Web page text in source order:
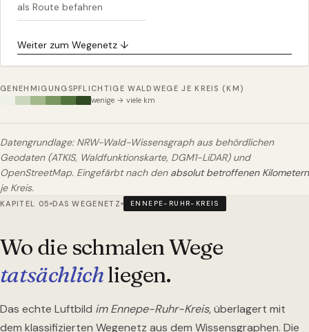
als Route befahren
Weiter zum Wegenetz ↓
GENEHMIGUNGSPFLICHTIGE WALDWEGE JE KREIS (KM)
wenige → viele km
Datengrundlage: NRW-Wald-Wissensgraph aus behördlichen
Geodaten (ATKIS, Waldfunktionskarte, DGM1-LiDAR) und
OpenStreetMap. Eingefärbt nach den absolut betroffenen Kilometern
je Kreis.
KAPITEL 05 DAS WEGENETZ ENNEPE-RUHR-KREIS
Wo die schmalen Wege
tatsächlichliegen.
Das echte Luftbild im Ennepe-Ruhr-Kreis, überlagert mit
dem klassifizierten Wegenetz aus dem Wissensgraphen. Die